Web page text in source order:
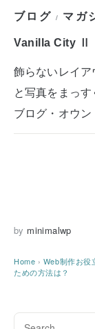
ブログ / マガ
Vanilla City Ⅱ
飾らないレイ
と写真をまっ
ブログ・オウ
by minimalwp
Home › Web制作お役
ための方法は？